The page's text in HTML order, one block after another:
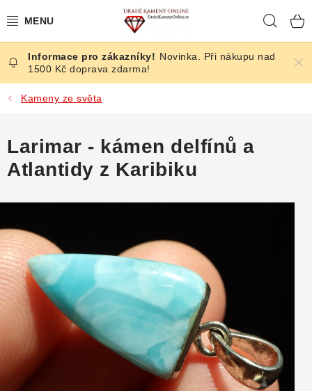
na
ČESKÉ KAMENY
ŠPERKY
BROUŠENÉ
SLEVY
ÚČINKY
KRYSTALY
ČLÁNKY
NALEZIŠTĚ
NÁŠ PŘÍBĚH
Novinka. Při nákupu nad
1500 Kč doprava zdarma!
Kameny ze světa
Larimar - kámen delfínů a
Atlantidy z Karibiku